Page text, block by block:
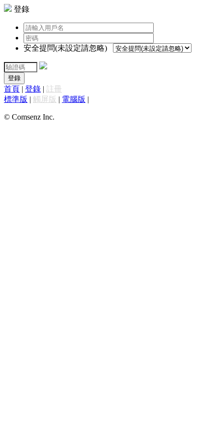
登錄
安全提問(未設定請忽略)
登錄
首頁 | 登錄 | 註冊
標準版 | 觸屏版 | 電腦版 |
© Comsenz Inc.